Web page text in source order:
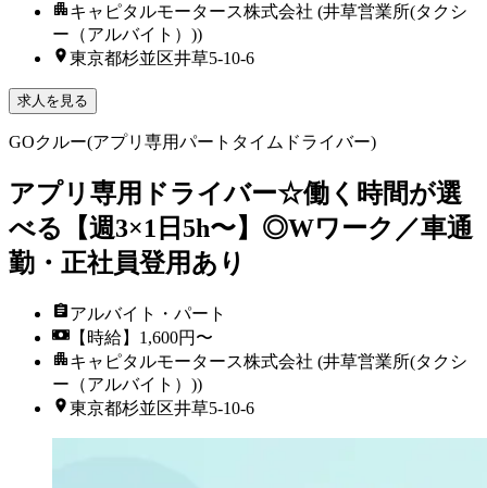
キャピタルモータース株式会社 (井草営業所(タクシ
ー（アルバイト）))
東京都杉並区井草5-10-6
求人を見る
GOクルー(アプリ専用パートタイムドライバー)
アプリ専用ドライバー☆働く時間が選
べる【週3×1日5h〜】◎Wワーク／車通
勤・正社員登用あり
アルバイト・パート
【時給】1,600円〜
キャピタルモータース株式会社 (井草営業所(タクシ
ー（アルバイト）))
東京都杉並区井草5-10-6